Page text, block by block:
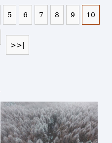
5 6 7 8 9 10
>>|